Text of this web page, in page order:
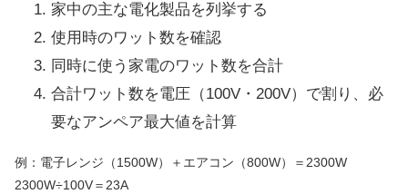
家中の主な電化製品を列挙する
使用時のワット数を確認
同時に使う家電のワット数を合計
合計ワット数を電圧（100V・200V）で割り、必
要なアンペア最大値を計算
例：電子レンジ（1500W）＋エアコン（800W）＝2300W
2300W÷100V＝23A